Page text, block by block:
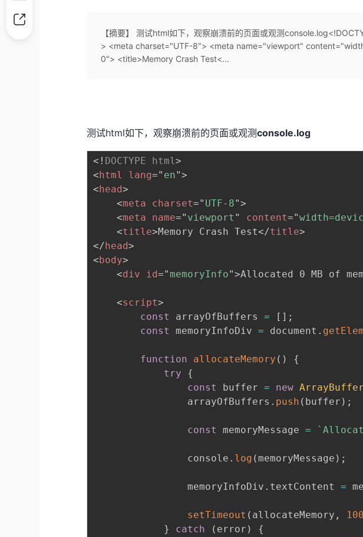
【摘要】 测试html如下，观察崩溃前的页面或观测
> <meta charset="UTF-8"> <meta name="viewport"
0"> <title>Memory Crash Test<...
测试html如下，观察崩溃前的页面或观测console.log
<! DOCTYPE html>
<html lang=" en">
<head>
<meta charset=" UTF-8">
<meta name=" viewport " content="
<title>Memory Crash Test</title>
</head>
<body>
<div id=" memoryInfo">Allocated 0 MB of
<script>
const
arrayOfBuffers = [ ] ;
const
memoryInfoDiv = document .
function allocateMemory ( )
{
try
{
const
buffer = new ArrayBuffer
                arrayOfBuffers
. push ( buffer ) ;
const memoryMessage = `
                console
. log ( memoryMessage ) ;
                memoryInfoDiv
. textContent =
setTimeout ( allocateMemory , 100
}
catch ( error )
{